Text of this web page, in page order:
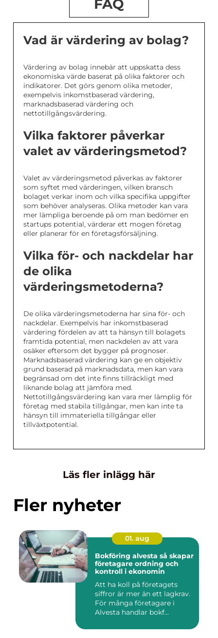
FAQ
Vad är värdering av bolag?
Värdering av bolag innebär att uppskatta dess
ekonomiska värde baserat på olika faktorer och
indikatorer. Det görs genom olika metoder,
exempelvis inkomstbaserad värdering,
marknadsbaserad värdering och
nettotillgångsvärdering.
Vilka faktorer påverkar
valet av värderingsmetod?
Valet av värderingsmetod påverkas av faktorer
som syftet med värderingen, vilken bransch
bolaget verkar inom och vilka specifika uppgifter
som behöver analyseras. Olika metoder kan vara
mer lämpliga beroende på om man bedömer en
startups potential, värderar ett mogen företag
eller planerar för en företagsförsäljning.
Vilka för- och nackdelar har
de olika
värderingsmetoderna?
De olika värderingsmetoderna har sina för- och
nackdelar. Exempelvis har inkomstbaserad
värdering fördelen av att ta hänsyn till bolagets
framtida potential, men nackdelen av att vara
osäker eftersom det bygger på prognoser.
Marknadsbaserad värdering kan ge en objektiv
grund baserad på marknadsdata, men kan vara
begränsad om det inte finns tillräckligt med
liknande bolag att jämföra med.
Nettotillgångsvärdering kan vara mer lämplig för
företag med stabila tillgångar, men kan inte ta
hänsyn till immateriella tillgångar eller
tillväxtpotential.
Läs fler inlägg här
Fler nyheter
01. aug
Bokföring alvesta så skapar
företagare ordning och
kontroll i ekonomin
Att ha koll på företagets
siffror är mer än ett lagkrav.
För många företagare i
Alvesta handlar bokf...